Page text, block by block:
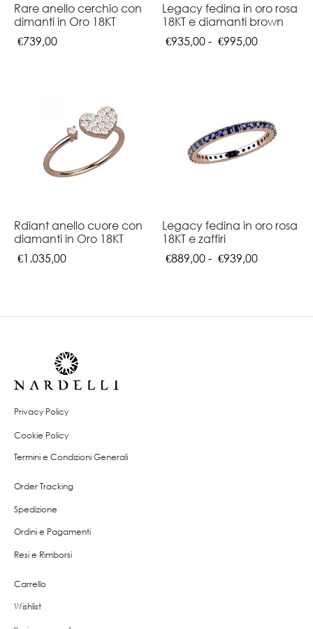
Rare anello cerchio con
dimanti in Oro 18KT
€739,00
Legacy fedina in oro rosa
18KT e diamanti brown
€935,00 - €995,00Fascia
a
€995,00
Rdiant anello cuore con
diamanti in Oro 18KT
€1.035,00
Legacy fedina in oro rosa
18KT e zaffiri
€889,00 - €939,00Fascia
Privacy Policy
Cookie Policy
Termini e Condizioni Generali
Order Tracking
Spedizione
Ordini e Pagamenti
Resi e Rimborsi
Carrello
Wishlist